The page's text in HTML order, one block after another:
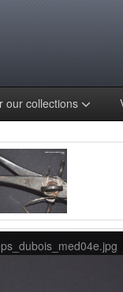
our collections